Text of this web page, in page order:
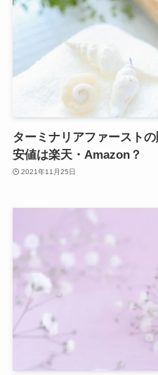
ターミナリアファースト
安値は楽天・Amazon？
2021年11月25日